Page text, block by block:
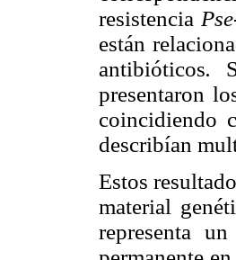
resistencia
están
antibióticos.
presentaron
coincidiendo
describían
Estos
material
representa